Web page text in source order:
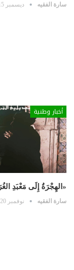
سارة الفقيه ديسمبر 15, 2025
أخبار وطنية
«الهِجْرَةُ إِلَى مَعْبَدِ
سارة الفقيه نوفمبر 20, 2025